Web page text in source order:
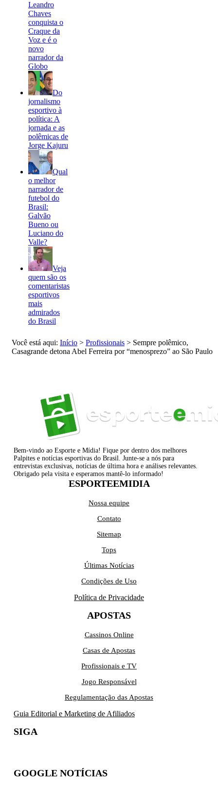
Leandro
Chaves
conquista o
Craque da
Voz e é o
novo
narrador da
Globo
Do
jornalismo
esportivo à
política: A
jornada e as
polêmicas de
Jorge Kajuru
Qual
o melhor
narrador de
futebol do
Brasil:
Galvão
Bueno ou
Luciano do
Valle?
Veja
quem são os
comentaristas
esportivos
mais
admirados
do Brasil
Você está aqui: Início > Profissionais > Sempre polêmico,
Casagrande detona Abel Ferreira por “menosprezo” ao São Paulo
Bem-vindo ao Esporte e Mídia! Fique por dentro dos melhores
Palpites e notícias esportivas do Brasil. Junte-se a nós para
entrevistas exclusivas, notícias de última hora e análises relevantes.
Obrigado pela visita e esperamos mantê-lo informado!
ESPORTEEMIDIA
Nossa equipe
Contato
Sitemap
Tops
Últimas Notícias
Condições de Uso
Política de Privacidade
APOSTAS
Cassinos Online
Casas de Apostas
Profissionais e TV
Jogo Responsável
Regulamentação das Apostas
Guia Editorial e Marketing de Afiliados
SIGA
GOOGLE NOTÍCIAS